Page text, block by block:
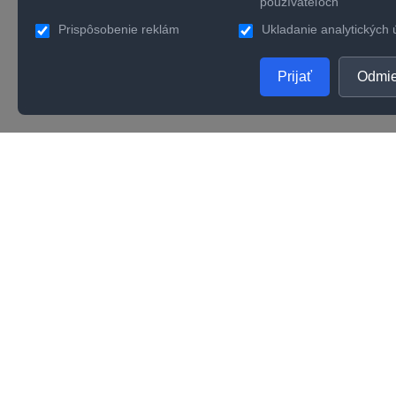
Prispôsobenie reklám
Ukladanie analytických
Prijať